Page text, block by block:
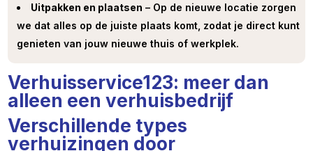
Uitpakken en plaatsen – Op de nieuwe locatie zorgen
we dat alles op de juiste plaats komt, zodat je direct kunt
genieten van jouw nieuwe thuis of werkplek.
Verhuisservice123: meer dan
alleen een verhuisbedrijf
Verschillende types
verhuizingen door